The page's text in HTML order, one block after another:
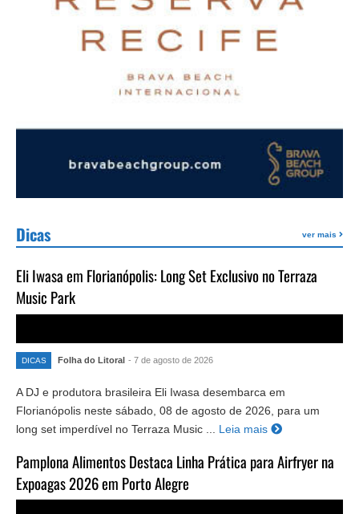
Dicas ver mais
Eli Iwasa em Florianópolis: Long Set Exclusivo no Terraza
Music Park
DICAS Folha do Litoral - 7 de agosto de 2026
A DJ e produtora brasileira Eli Iwasa desembarca em
Florianópolis neste sábado, 08 de agosto de 2026, para um
long set imperdível no Terraza Music ...
Leia mais
Pamplona Alimentos Destaca Linha Prática para Airfryer na
Expoagas 2026 em Porto Alegre